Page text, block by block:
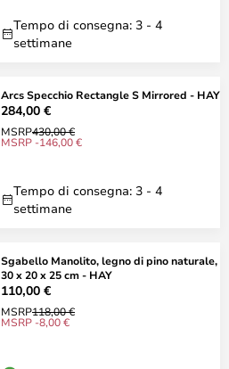
Tempo di consegna: 3 - 4
settimane
Arcs Specchio Rectangle S Mirrored - HAY
284,00 €
MSRP430,00 €
MSRP -146,00 €
Tempo di consegna: 3 - 4
settimane
Sgabello Manolito, legno di pino naturale,
30 x 20 x 25 cm - HAY
110,00 €
MSRP118,00 €
MSRP -8,00 €